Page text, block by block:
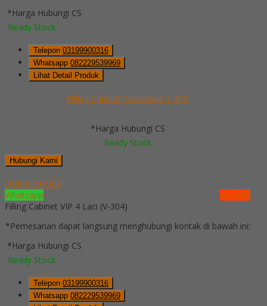
*Harga Hubungi CS
Ready Stock
Telepon 03199900316
Whatsapp 082229539969
Lihat Detail Produk
Filling Cabinet Yamanaka Y-302
*Harga Hubungi CS
Ready Stock
Hubungi Kami
QUICK ORDER
Whatsapp
via SMS
Filling Cabinet VIP 4 Laci (V-304)
*Pemesanan dapat langsung menghubungi kontak di bawah ini:
*Harga Hubungi CS
Ready Stock
Telepon 03199900316
Whatsapp 082229539969